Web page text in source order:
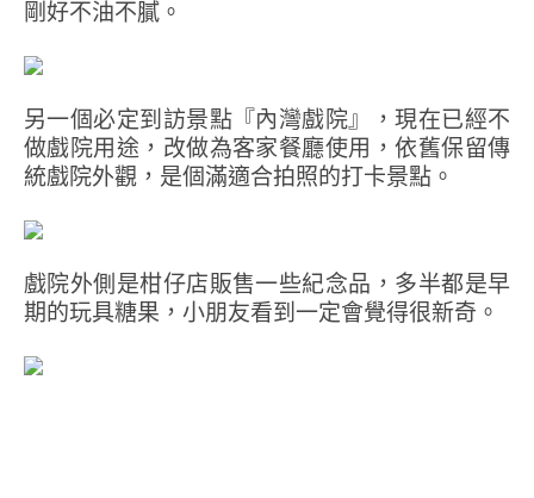
剛好不油不膩。
另一個必定到訪景點『內灣戲院』，現在已經不
做戲院用途，改做為客家餐廳使用，依舊保留傳
統戲院外觀，是個滿適合拍照的打卡景點。
戲院外側是柑仔店販售一些紀念品，多半都是早
期的玩具糖果，小朋友看到一定會覺得很新奇。